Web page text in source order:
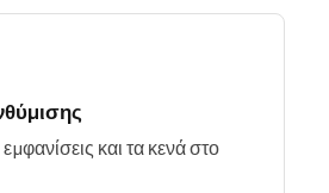
και τα κενά στο